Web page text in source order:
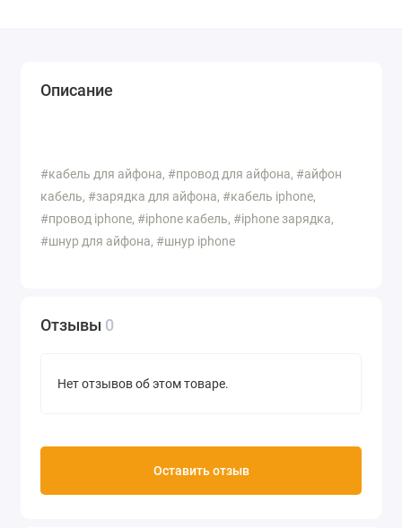
Описание
#кабель для айфона, #провод для айфона, #айфон
кабель, #зарядка для айфона, #кабель iphone,
#провод iphone, #iphone кабель, #iphone зарядка,
#шнур для айфона, #шнур iphone
Отзывы 0
Нет отзывов об этом товаре.
Оставить отзыв